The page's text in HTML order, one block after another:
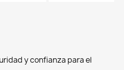
y confianza para el